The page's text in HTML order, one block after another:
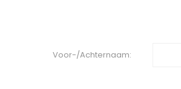
Voor-/Achternaam: